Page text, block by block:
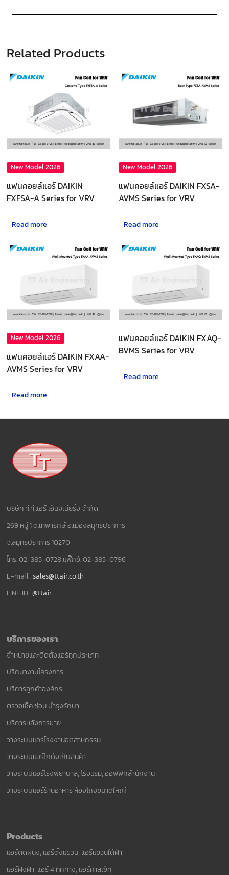
Related Products
New Model 2026
แฟนคอยล์แอร์ DAIKIN
FXFSA-A Series for VRV
Read more
New Model 2026
แฟนคอยล์แอร์ DAIKIN FXSA-
AVMS Series for VRV
Read more
New Model 2026
แฟนคอยล์แอร์ DAIKIN FXAA-
AVMS Series for VRV
Read more
แฟนคอยล์แอร์ DAIKIN FXAQ-
BVMS Series for VRV
Read more
บริษัท ที.ที.แอร์ เอ็นจิเนียริ่ง จำกัด
269 หมู่ 1 ต.เทพารักษ์ อ.เมืองสมุทรปราการ
จ.สมุทรปราการ 10270
โทร. 02-385-0728 แฟ็กซ์. 02-385-0796
E-mail :sales@ttair.co.th
LINE ID :@ttair
บริการของเรา
จำหน่ายและติดตั้งแอร์ทุกประเภท
ปรึกษางานโครงการ
บริการลูกค้าองค์กร
ตรวจเช็ค ซ่อม บำรุงรักษา
บริการหลังการขาย
วางระบบแอร์โรงงานอุตสาหกรรม
วางระบบแอร์โกดังเก็บสินค้า
วางระบบแอร์โรงพยาบาล, โรงแรม, ออฟฟิศสำนักงาน
วางระบบแอร์ร้านอาหาร ห้องโถงขนาดใหญ่
Products
แอร์ติดผนัง, แอร์ตั้งแขวน, แอร์แขวนใต้ฝ้า,
แอร์ฝังฝ้า, แอร์ 4 ทิศทาง, แอร์คาสเซ็ท,